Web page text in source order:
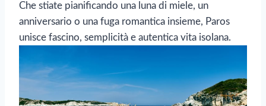
Che stiate pianificando una luna di miele, un
anniversario o una fuga romantica insieme, Paros
unisce fascino, semplicità e autentica vita isolana.